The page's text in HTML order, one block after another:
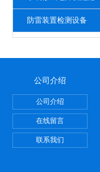
防雷装置检测设备
公司介绍
公司介绍
在线留言
联系我们